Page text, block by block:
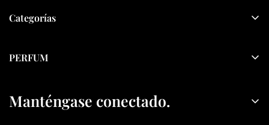
Categorías
Mujer
Sets
PERFUM
Contacto
Manténgase conectado.